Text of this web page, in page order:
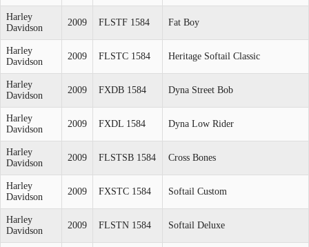
Harley
Davidson
2009 FLSTF 1584 Fat Boy
Harley
Davidson
2009 FLSTC 1584 Heritage Softail Classic
Harley
Davidson
2009 FXDB 1584 Dyna Street Bob
Harley
Davidson
2009 FXDL 1584 Dyna Low Rider
Harley
Davidson
2009 FLSTSB 1584 Cross Bones
Harley
Davidson
2009 FXSTC 1584 Softail Custom
Harley
Davidson
2009 FLSTN 1584 Softail Deluxe